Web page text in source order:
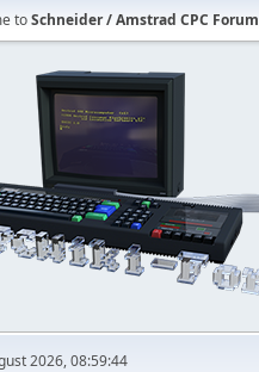
toSchneider / Amstrad CPC Forum
2026, 08:59:44